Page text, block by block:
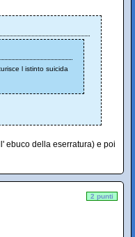
l istinto suicida
ebuco della eserratura) e poi
2 punti